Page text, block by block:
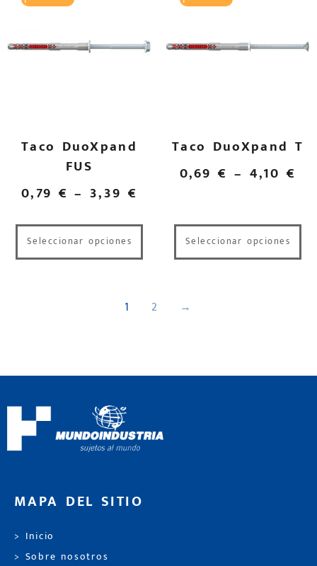
Taco DuoXpand
FUS
0,79 € –3,39 €
Seleccionar opciones
Taco DuoXpand T
0,69€ – 4,10€
Seleccionar opciones
1 2 →
MAPA DEL SITIO
> Inicio
> Sobre nosotros